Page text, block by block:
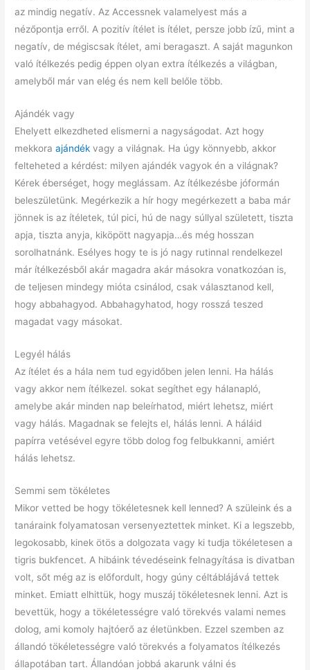
az mindig negatív. Az Accessnek valamelyest más a
nézőpontja erről. A pozitív ítélet is ítélet, persze jobb ízű, mint a
negatív, de mégiscsak ítélet, ami beragaszt. A saját magunkon
való ítélkezés pedig éppen olyan extra ítélkezés a világban,
amelyből már van elég és nem kell belőle több.
Ajándék vagy
Ehelyett elkezdheted elismerni a nagyságodat. Azt hogy
mekkoraajándék vagy a világnak. Ha úgy könnyebb, akkor
felteheted a kérdést: milyen ajándék vagyok én a világnak?
Kérek éberséget, hogy meglássam. Az ítélkezésbe jóformán
beleszületünk. Megérkezik a hír hogy megérkezett a baba már
jönnek is az ítéletek, túl pici, hú de nagy súllyal született, tiszta
apja, tiszta anyja, kiköpött nagyapja…és még hosszan
sorolhatnánk. Esélyes hogy te is jó nagy rutinnal rendelkezel
már ítélkezésből akár magadra akár másokra vonatkozóan is,
de teljesen mindegy mióta csinálod, csak választanod kell,
hogy abbahagyod. Abbahagyhatod, hogy rosszá teszed
magadat vagy másokat.
Legyél hálás
Az ítélet és a hála nem tud egyidőben jelen lenni. Ha hálás
vagy akkor nem ítélkezel. sokat segíthet egy hálanapló,
amelybe akár minden nap beleírhatod, miért lehetsz, miért
vagy hálás. Magadnak se felejts el, hálás lenni. A háláid
papírra vetésével egyre több dolog fog felbukkanni, amiért
hálás lehetsz.
Semmi sem tökéletes
Mikor vetted be hogy tökéletesnek kell lenned? A szüleink és a
tanáraink folyamatosan versenyeztettek minket. Ki a legszebb,
legokosabb, kinek ötös a dolgozata vagy ki tudja tökéletesen a
tigris bukfencet. A hibáink tévedéseink felnagyítása is divatban
volt, sőt még az is előfordult, hogy gúny céltáblájává tettek
minket. Emiatt elhittük, hogy muszáj tökéletesnek lenni. Azt is
bevettük, hogy a tökéletességre való törekvés valami nemes
dolog, ami komoly hajtóerő az életünkben. Ezzel szemben az
állandó tökéletességre való törekvés a folyamatos ítélkezés
állapotában tart. Állandóan jobbá akarunk válni és